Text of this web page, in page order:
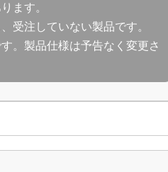
ます。
受注していない製品です。
。製品仕様は予告なく変更さ